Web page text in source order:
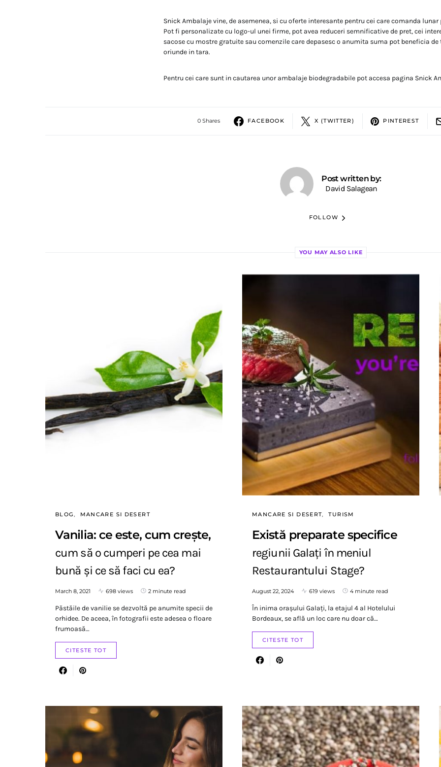
Snick Ambalaje vine, de asemenea, si cu oferte interesante pentru cei care comanda lunar
Pot fi personalizate cu logo-ul unei firme, pot avea reduceri semnificative de pret, cei
sacose cu mostre gratuite sau comenzile care depasesc o anumita suma pot beneficia
oriunde in tara.
Pentru cei care sunt in cautarea unor ambalaje biodegradabile pot accesa pagina Snick
0 Shares FACEBOOK X (TWITTER) PINTEREST
Post written by:
David Salagean
FOLLOW
YOU MAY ALSO LIKE
BLOG MANCARE SI DESERT
Vanilia: ce este, cum crește,
cum să o cumperi pe cea mai
bună și ce să faci cu ea?
March 8, 2021 698 views 2 minute read
Păstăile de vanilie se dezvoltă pe anumite specii de
orhidee. De aceea, în fotografii este adesea o floare
frumoasă…
CITESTE TOT
MANCARE SI DESERT TURISM
Există preparate specifice
regiunii Galați în meniul
Restaurantului Stage?
August 22, 2024 619 views 4 minute read
În inima orașului Galați, la etajul 4 al Hotelului
Bordeaux, se află un loc care nu doar că…
CITESTE TOT